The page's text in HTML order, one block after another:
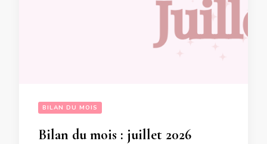
BILAN DU MOIS
Bilan du mois : juillet 2026